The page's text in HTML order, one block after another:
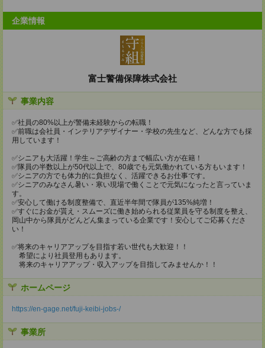
企業情報
富士警備保障株式会社
事業内容
✅社員の80%以上が警備未経験からの転職！
✅前職は会社員・インテリアデザイナー・学校の先生など、どんな方でも採
用しています！
✅シニアも大活躍！学生～ご高齢の方まで幅広い方が在籍！
✅隊員の半数以上が50代以上で、80歳でも元気働かれている方もいます！
✅シニアの方でも体力的に負担なく、活躍できるお仕事です。
✅シニアのみなさん暑い・寒い現場で働くことで元気になったと言っていま
す。
✅安心して働ける制度整備で、直近半年間で隊員が135%純増！
✅すぐにお金が貰え・スムーズに働き始められる従業員を守る制度を整え、
岡山中から隊員がどんどん集まっている企業です！安心してご応募くださ
い！
✅将来のキャリアアップを目指す若い世代も大歓迎！！
希望により社員登用もあります。
将来のキャリアアップ・収入アップを目指してみませんか！！
ホームページ
https://en-gage.net/fuji-keibi-jobs-/
事業所